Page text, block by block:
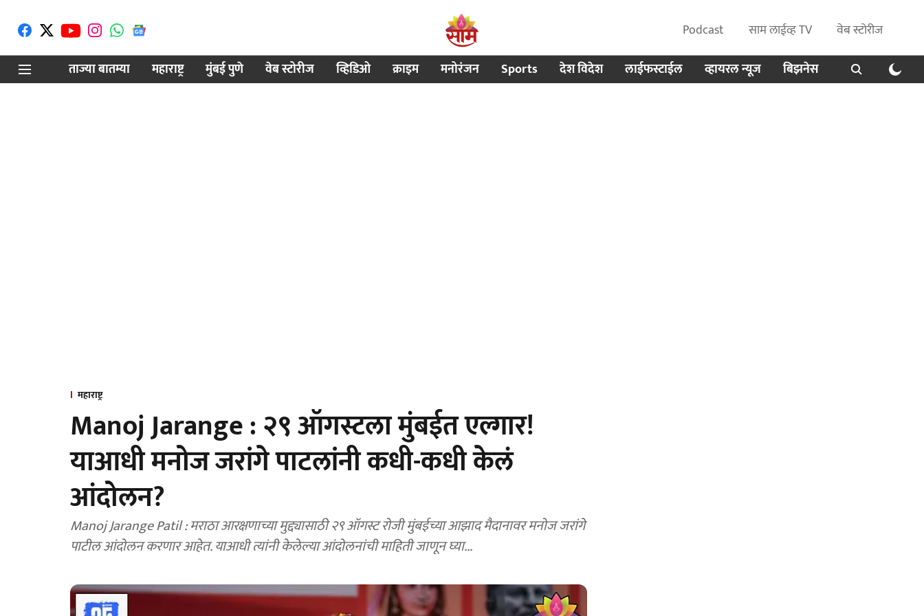
Podcast साम लाईव्ह TV
वेब स्टोरीज
ताज्या बातम्या
महाराष्ट्र मुंबई पुणे वेब स्टोरीज व्हिडिओ क्राइम मनोरंजन Sports देश विदेश लाईफस्टाईल व्हायरल न्यूज बिझनेस
महाराष्ट्र
Manoj Jarange : २९ ऑगस्टला मुंबईत एल्गार!
याआधी मनोज जरांगे पाटलांनी कधी-कधी केलं
आंदोलन?
Manoj Jarange Patil : मराठा आरक्षणाच्या मुद्द्यासाठी २९ ऑगस्ट रोजी मुंबईच्या आझाद मैदानावर मनोज जरांगे
पाटील आंदोलन करणार आहेत. याआधी त्यांनी केलेल्या आंदोलनांची माहिती जाणून घ्या...